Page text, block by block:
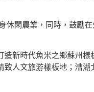
閑農業，同時，鼓勵
新時代魚米之鄉蘇州樣
人文旅游樣板地；漕